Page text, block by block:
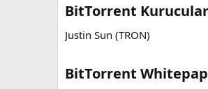
BitTorrent
Justin Sun (TRON)
BitTorrent